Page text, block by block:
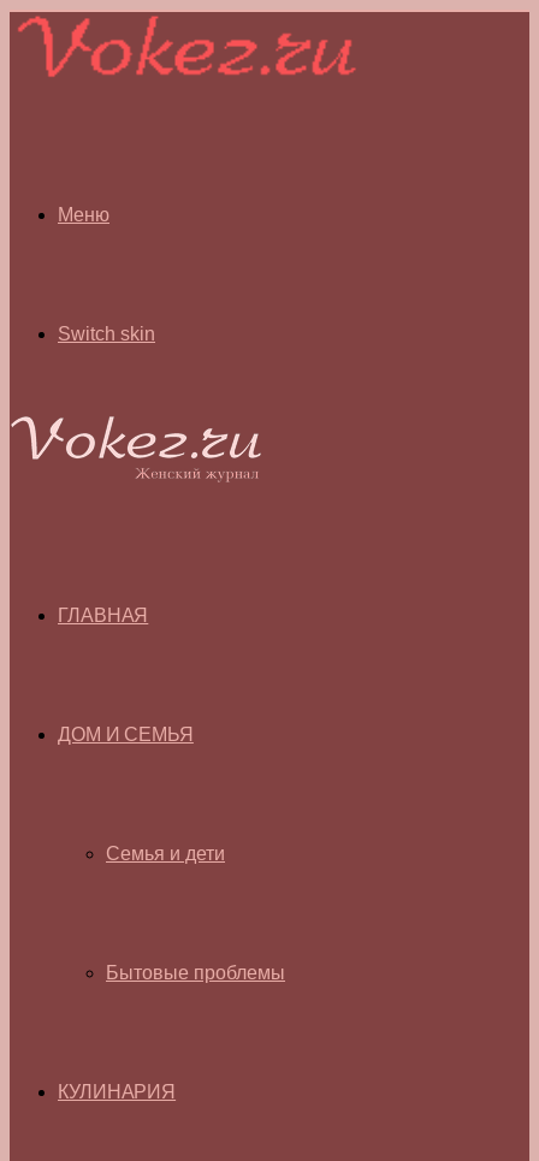
Меню
Switch skin
ГЛАВНАЯ
ДОМ И СЕМЬЯ
Семья и дети
Бытовые проблемы
КУЛИНАРИЯ